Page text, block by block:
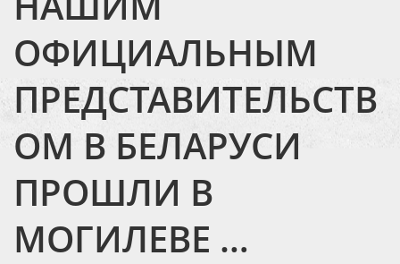
ОФИЦИАЛЬНЫМ
ПРЕДСТАВИТЕЛЬСТВ
ОМ В БЕЛАРУСИ
ПРОШЛИ В
МОГИЛЕВЕ …